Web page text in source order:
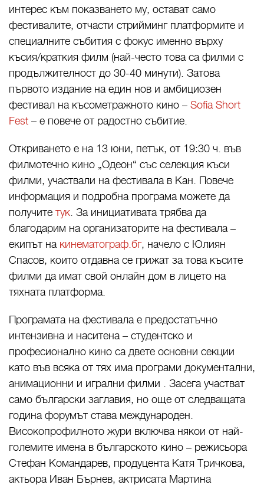
интерес към показването му, остават само
фестивалите, отчасти стрийминг платформите и
специалните събития с фокус именно върху
късия/краткия филм (най-често това са филми с
продължителност до 30-40 минути). Затова
първото издание на един нов и амбициозен
фестивал на късометражното кино – Sofia Short
Fest – e повече от радостно събитие.
Откриването е на 13 юни, петък, от 19:30 ч. във
филмотечно кино „Одеон“ със селекция къси
филми, участвали на фестивала в Кан. Повече
информация и подробна програма можете да
получите тук. За инициативата трябва да
благодарим на организаторите на фестивала –
екипът на кинематограф.бг, начело с Юлиян
Спасов, които отдавна се грижат за това късите
филми да имат свой онлайн дом в лицето на
тяхната платформа.
Програмата на фестивала е предостатъчно
интензивна и наситена – студентско и
професионално кино са двете основни секции
като във всяка от тях има програми документални,
анимационни и игрални филми . Засега участват
само български заглавия, но още от следващата
година форумът става международен.
Високопрофилното жури включва някои от най-
големите имена в българското кино – режисьора
Стефан Командарев, продуцента Катя Тричкова,
актьора Иван Бърнев, актрисата Мартина